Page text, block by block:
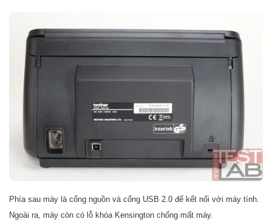
Phía sau máy là cổng nguồn và cổng USB 2.0 để kết nối với máy tính.
Ngoài ra, máy còn có lỗ khóa Kensington chống mất máy.